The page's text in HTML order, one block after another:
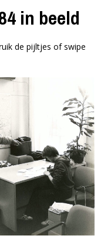
in beeld
de pijltjes of swipe